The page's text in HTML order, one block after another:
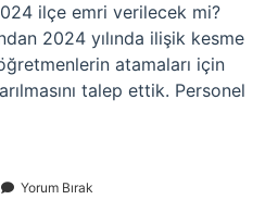
ilçe emri verilecek mi?
2024 yılında ilişik kesme
atamaları için
talep ettik. Personel
Yorum Bırak